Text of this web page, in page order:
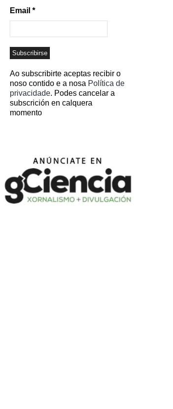
Email *
Ao subscribirte aceptas recibir o
noso contido e a nosa Política de
privacidade. Podes cancelar a
subscrición en calquera
momento